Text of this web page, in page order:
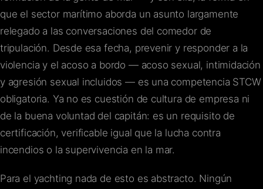
que el sector marítimo aborda un asunto largamente
relegado a las conversaciones del comedor de
tripulación. Desde esa fecha, prevenir y responder a la
violencia y el acoso a bordo — acoso sexual, intimidación
y agresión sexual incluidos — es una competencia STCW
obligatoria. Ya no es cuestión de cultura de empresa ni
de la buena voluntad del capitán: es un requisito de
certificación, verificable igual que la lucha contra
incendios o la supervivencia en la mar.
Para el yachting nada de esto es abstracto. Ningún